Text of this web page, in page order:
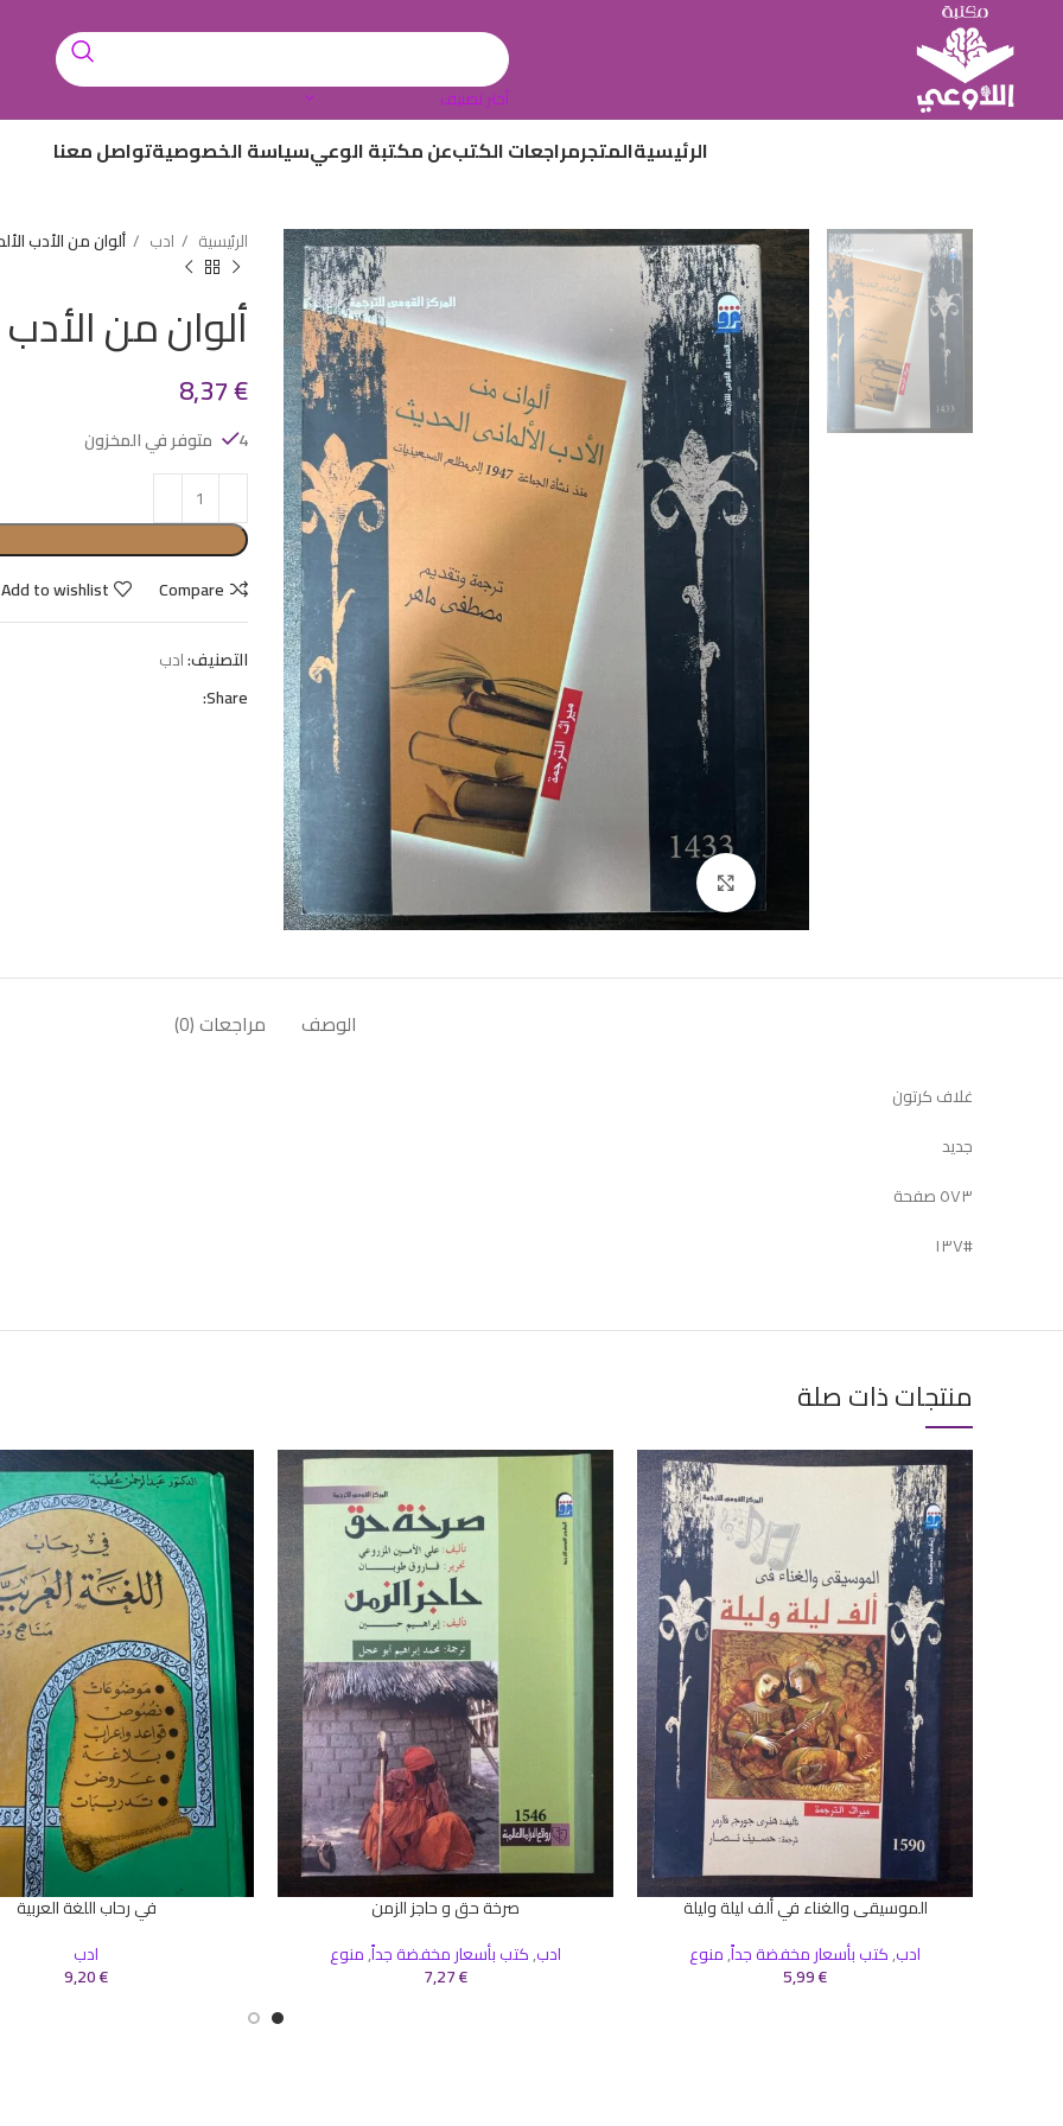
أختر تصنيف
الرئيسيةالمتجرمراجعات الكتبعن مكتبة الوعيسياسة الخصوصيةتواصل معنا
Click to enlarge
الرئيسية ادب ألوان من الأدب
ألوان من
8,37€
4 متوفر في المخزون
Compare
Add to wishlist
التصنيف:ادب
Share:
الوصف مراجعات (0)
غلاف كرتون
جديد
٥٧٣ صفحة
#١٣٧
منتجات ذات صلة
إضافة إلى السلة
الموسيقى والغناء في ألف ليلة وليلة
ادب,كتب بأسعار مخفضة جداً,منوع
5,99€
إضافة إلى السلةصرخة حق و حاجز الزمن
ادب,كتب بأسعار مخفضة جداً,منوع
7,27€
إضافة إلى السلةفي رحاب اللغة العربية
ادب
9,20€